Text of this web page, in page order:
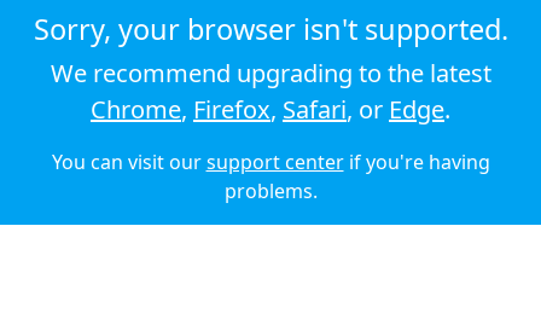
Strategic review
Terms & conditions
Privacy policy
Cookie policy
© 2026 Audioboom
Sorry, your browser isn't supported.
We recommend upgrading to the latest
Chrome, Firefox, Safari, or Edge.
You can visit oursupport centerif you're having
problems.